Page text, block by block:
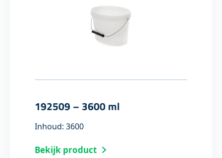
192509 – 3600 ml
Inhoud: 3600
Bekijk product